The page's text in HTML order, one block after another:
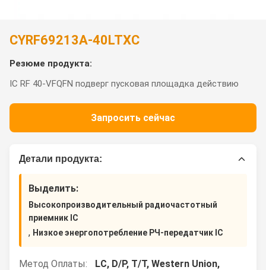
CYRF69213A-40LTXC
Резюме продукта:
IC RF 40-VFQFN подверг пусковая площадка действию
Запросить сейчас
Детали продукта:
Выделить:
Высокопроизводительный радиочастотный
приемник IC
, Низкое энергопотребление РЧ-передатчик IC
Метод Оплаты:
LC, D/P, T/T, Western Union,